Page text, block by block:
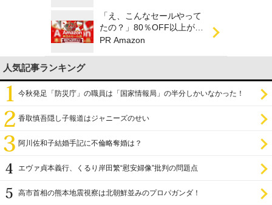
「え、こんなセールやって
たの？」80％OFF以上が
続々登場！Amazonの本気
PR Amazon
人気記事ランキング
今秋発足「防災庁」の職員は「国家情報局」の半分しかいなかった！
香取慎吾隠し子報道はジャニーズのせい
阿川佐和子結婚手記に不倫略奪婚は？
エヴァ貞本義行、くるり岸田繁“慰安婦像”批判の問題点
高市首相の熊本地震視察は北朝鮮並みのプロパガンダ！